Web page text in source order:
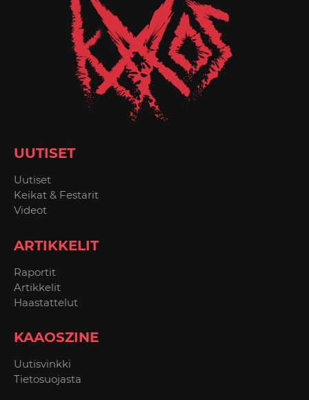
UUTISET
Uutiset
Keikat & Festarit
Videot
ARTIKKELIT
Raportit
Artikkelit
Haastattelut
KAAOSZINE
Uutisvinkki
Tietosuojasta